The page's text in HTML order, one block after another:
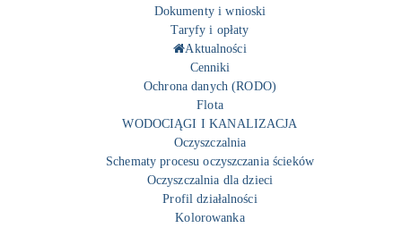
Dokumenty i wnioski
Taryfy i opłaty
Aktualności
Cenniki
Ochrona danych (RODO)
Flota
WODOCIĄGI I KANALIZACJA
Oczyszczalnia
Schematy procesu oczyszczania ścieków
Oczyszczalnia dla dzieci
Profil działalności
Kolorowanka